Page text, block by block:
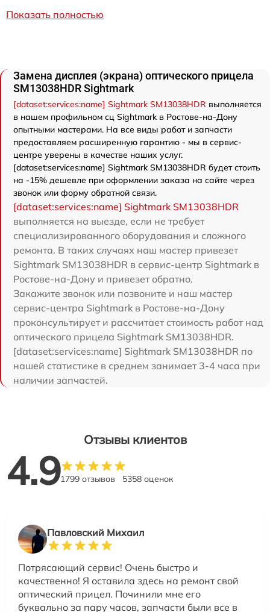
Показать полностью
Замена дисплея (экрана) оптического прицела
SM13038HDR Sightmark
[dataset:services:name] Sightmark SM13038HDR выполняется
в нашем профильном сц Sightmark в Ростове-на-Дону
опытными мастерами. На все виды работ и запчасти
предоставляем расширенную гарантию - мы в сервис-
центре уверены в качестве наших услуг.
[dataset:services:name] Sightmark SM13038HDR будет стоить
на -15% дешевле при оформлении заказа на сайте через
звонок или форму обратной связи.
[dataset:services:name] Sightmark SM13038HDR
выполняется на выезде, если не требует
специализированного оборудования и сложного
ремонта. В таких случаях наш мастер привезет
Sightmark SM13038HDR в сервис-центр Sightmark в
Ростове-на-Дону и привезет обратно.
Закажите звонок или позвоните и наш мастер
сервис-центра Sightmark в Ростове-на-Дону
проконсультирует и рассчитает стоимость работ над
оптического прицела Sightmark SM13038HDR.
[dataset:services:name] Sightmark SM13038HDR по
нашей статистике в среднем занимает 3-4 часа при
наличии запчастей.
Отзывы клиентов
4.91799 отзывов 5358 оценок
Павловский Михаил
Потрясающий сервис! Очень быстро и
качественно! Я оставила здесь на ремонт свой
оптический прицел. Починили мне его
буквально за пару часов, запчасти были все в